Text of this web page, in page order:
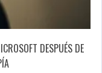
DESPUÉS DE